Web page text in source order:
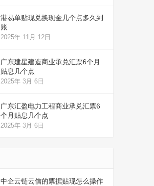
港易单贴现兑换现金几个点多久到
账
2025年 11月 12日
广东建星建造商业承兑汇票6个月
贴息几个点
2025年 3月 6日
广东汇盈电力工程商业承兑汇票6
个月贴息几个点
2025年 3月 6日
中企云链云信的票据贴现怎么操作